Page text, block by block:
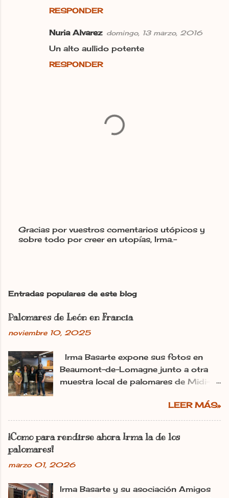
RESPONDER
Nuria Alvarez domingo, 13 marzo, 2016
Un alto aullido potente
RESPONDER
P
a
u
c
m
e
n
t
a
Gracias por vuestros comentarios utópicos y
sobre todo por creer en utopías, Irma.-
Entradas populares de este blog
Palomares de León en Francia
noviembre 10, 2025
Irma Basarte expone sus fotos en
Beaumont-de-Lomagne junto a otra
muestra local de palomares de Midi-
izquierda) con Miguel Pastrana y las
colaboradoras francesas. dl Ana
Gaitero León 11.11.2025 | 06:00
Actualizado: 11.11.2025 | 10:25 En:
Pirineos La utopía de Irma Basarte
plantado en Francia con los palomares
LEER MÁS»
¡Como para rendirse ahora Irma la de los
palomares!
marzo 01, 2026
Irma Basarte y su asociación Amigos